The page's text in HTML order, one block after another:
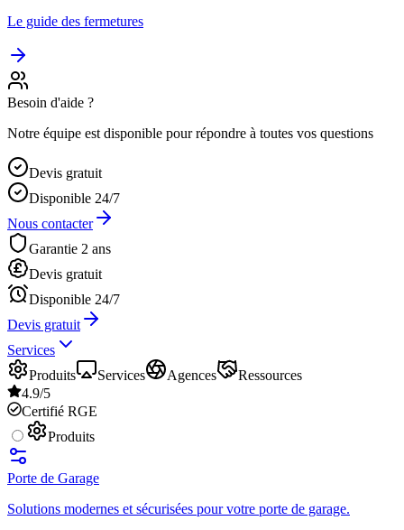
Le guide des fermetures
Besoin d'aide ?
Notre équipe est disponible pour répondre à toutes vos questions
Devis gratuit
Disponible 24/7
Nous contacter
Garantie 2 ans
Devis gratuit
Disponible 24/7
Devis gratuit
Services
Produits
Services Agences
Ressources
4.9/5
Certifié RGE
Produits
Porte de Garage
Solutions modernes et sécurisées pour votre porte de garage.